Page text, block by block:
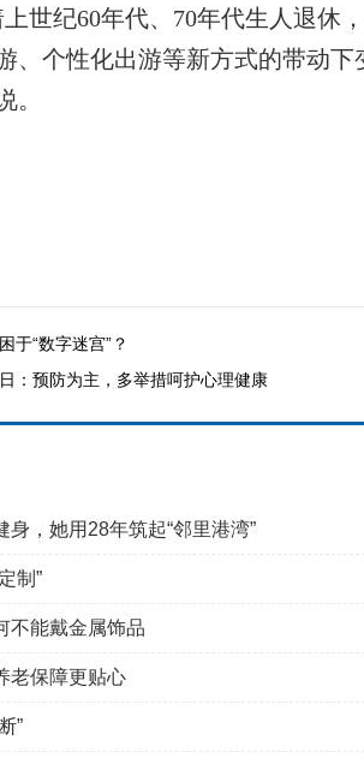
纪60年代、70年代生人退休，
、个性化出游等新方式的带动
。
于“数字迷宫”？
：预防为主，多举措呵护心理健康
身，她用28年筑起“邻里港湾”
制”
不能戴金属饰品
老保障更贴心
”